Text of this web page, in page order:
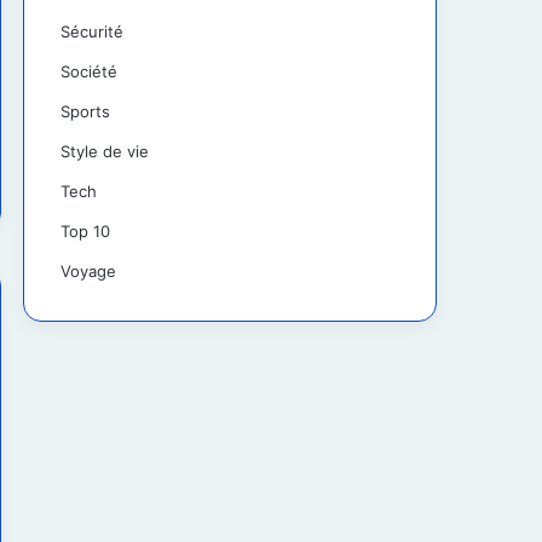
Sécurité
Société
Sports
Style de vie
Tech
Top 10
Voyage